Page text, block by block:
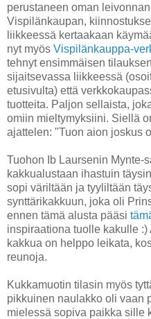
perustaneen oman
Vispilänkaupan,
liikkeessä kertaakaan
nyt myös Vispilänkauppa-
tehnyt ensimmäisen
sijaitsevassa liikkeessä
etusivulta) että
tuotteita. Paljon sellaista,
omiin mieltymyksiini. Siellä
ajattelen: "Tuon aion joskus
Tuohon Ib Laursenin Mynte-
kakkualustaan ihastuin
sopi väriltään ja tyyliltään
synttärikakkuun, joka oli
ennen tämä alusta pääsi
inspiraationa tuolle kakulle
kakkua on helppo leikata,
reunoja.
Kukkamuotin tilasin myös
pikkuinen naulakko oli vaan
mielessä sopiva paikka sille